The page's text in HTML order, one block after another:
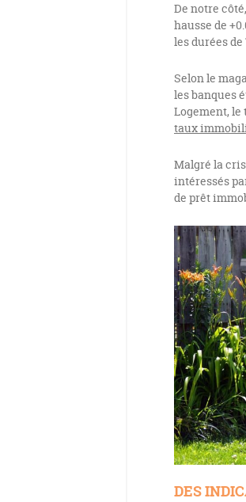
De notre
hausse de
les durées de
Selon le
les banques
Logement, le
taux
Malgré la
intéressés
de prêt
DES